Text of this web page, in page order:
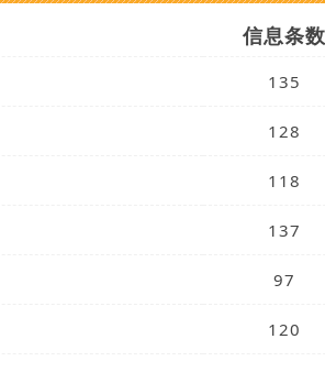
信息条数
135
128
118
137
97
120